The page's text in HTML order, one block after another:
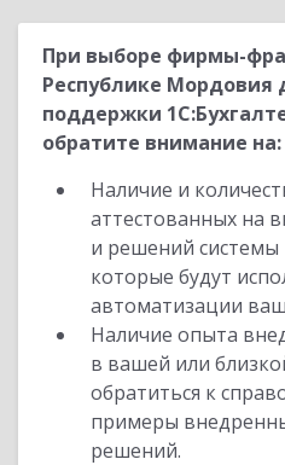
При выборе фирмы-
Республике Мордовия
поддержки
обратите внимание на:
Наличие и
аттестованных на
и решений системы
которые будут
автоматизации
Наличие опыта
в вашей или
обратиться к
примеры
решений.